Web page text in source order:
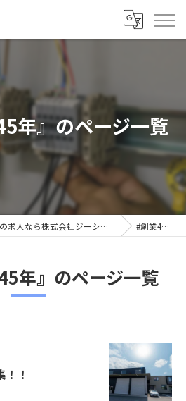
年』のページ一覧
岡山県岡山市の電気工事の求人なら株式会社ジーシーデイ #創業45年
年』のページ一覧
！